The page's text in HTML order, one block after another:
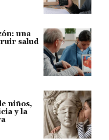
una
salud
niños,
y la